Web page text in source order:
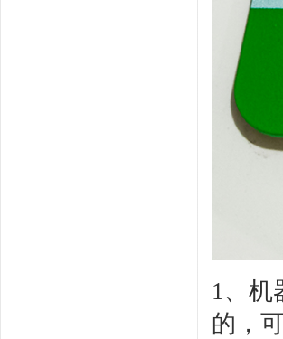
1、 机
的，